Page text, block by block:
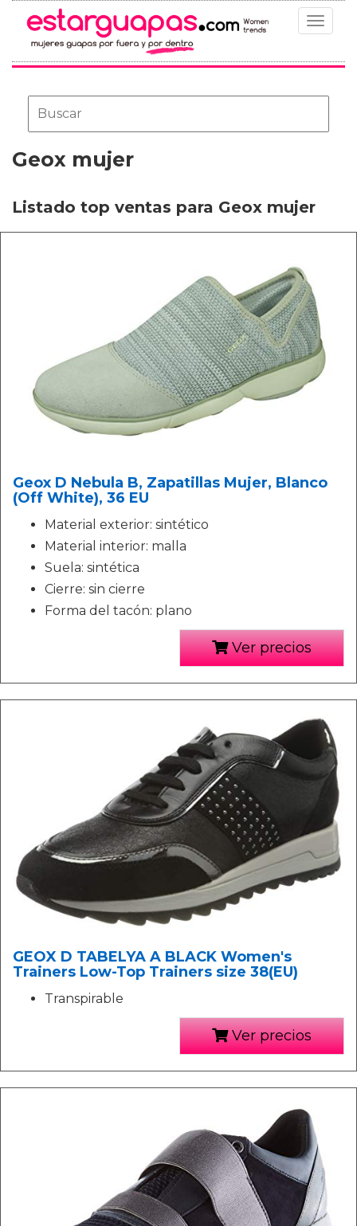
Toggle
Geox mujer
Listado top ventas para Geox mujer
Geox D Nebula B, Zapatillas Mujer, Blanco
(Off White), 36 EU
Material exterior: sintético
Material interior: malla
Suela: sintética
Cierre: sin cierre
Forma del tacón: plano
Ver precios
GEOX D TABELYA A BLACK Women's
Trainers Low-Top Trainers size 38(EU)
Transpirable
Ver precios